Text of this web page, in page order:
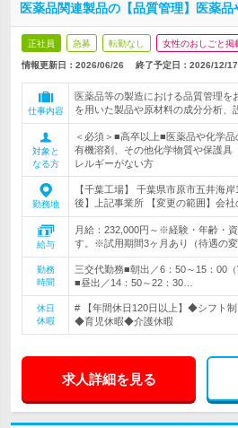
医薬品関連製品の【品質管理】医薬
正社員 急募 転勤なし 女性のおしごと掲
情報更新日：2026/06/26 終了予定日： 2026/12/17
仕事内容
医薬品等の製造における品質管理を
を用いた製品や原材料の成分分析、
対象と
なる方
＜必須＞■高卒以上■医薬品や化学
有機溶剤、その他化学物質や保護具
レルギーがない方
勤務地
【千葉工場】 千葉県市原市五井海
後】上記事業所 【変更の範囲】会社
給与
月給：232,000円～※経験・年齢・
す。※試用期間3ヶ月あり（待遇の変
勤務
時間
三交代勤務■朝出／6：50～15：00
■昼出／14：50～22：30…
休日
休暇
# 【年間休日120日以上】◆シフト
◆育児休暇◆介護休暇
求人詳細を見る